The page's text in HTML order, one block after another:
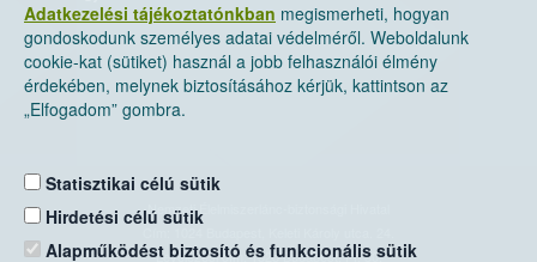
Adatkezelési tájékoztatónkban megismerheti, hogyan
gondoskodunk személyes adatai védelméről. Weboldalunk
cookie-kat (sütiket) használ a jobb felhasználói élmény
érdekében, melynek biztosításához kérjük, kattintson az
„Elfogadom” gombra.
Statisztikai célú sütik
Hirdetési célú sütik
Alapműködést biztosító és funkcionális sütik
Nemzeti Élelmiszerlánc-biztonsági Hivatal
Levelezési cím: 1525 Budapest. Pf. 30.